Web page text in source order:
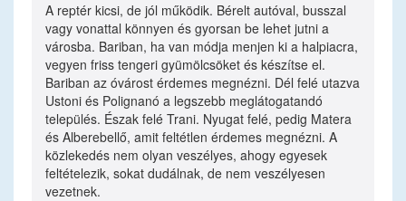
A reptér kicsi, de jól működik. Bérelt autóval, busszal
vagy vonattal könnyen és gyorsan be lehet jutni a
városba. Bariban, ha van módja menjen ki a halpiacra,
vegyen friss tengeri gyümölcsöket és készítse el.
Bariban az óvárost érdemes megnézni. Dél felé utazva
Ustoni és Polignanó a legszebb meglátogatandó
település. Észak felé Trani. Nyugat felé, pedig Matera
és Alberebellő, amit feltétlen érdemes megnézni. A
közlekedés nem olyan veszélyes, ahogy egyesek
feltételezik, sokat dudálnak, de nem veszélyesen
vezetnek.